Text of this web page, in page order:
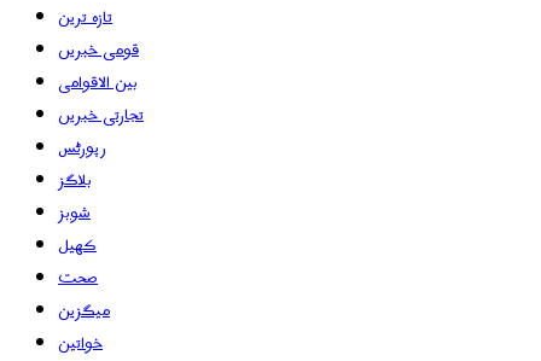
تازہ ترین
قومی خبریں
بین الاقوامی
تجارتی خبریں
رپورٹس
بلاگز
شوبز
کھیل
صحت
میگزین
خواتین